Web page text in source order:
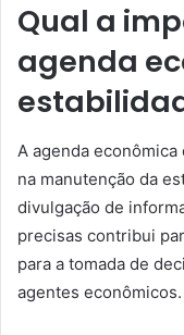
Qual a
agenda
A agenda
na manutenção da
divulgação de
precisas contribui
para a tomada de
agentes econômicos.